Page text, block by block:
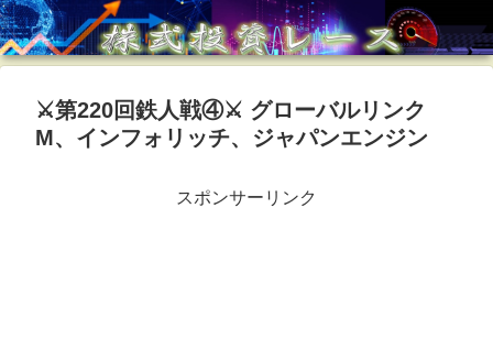
⚔️第220回鉄人戦④⚔️ グローバルリンク
M、インフォリッチ、ジャパンエンジン
スポンサーリンク